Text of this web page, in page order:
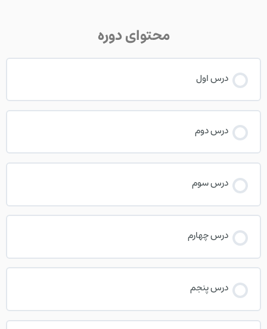
محتوای دوره
درس اول
درس دوم
درس سوم
درس چهارم
درس پنجم